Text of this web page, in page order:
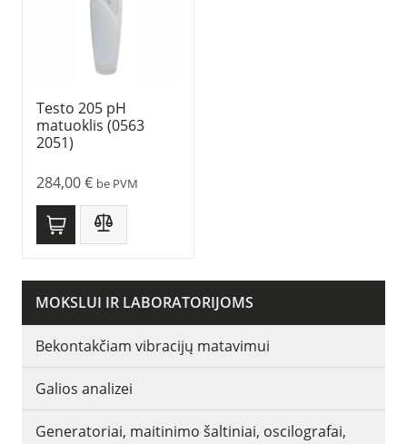
MOKSLUI IR LABORATORIJOMS
Bekontakčiam vibracijų matavimui
Galios analizei
Generatoriai, maitinimo šaltiniai, oscilografai,
Testo 205 pH
matuoklis (0563
2051)
284,00€ be PVM